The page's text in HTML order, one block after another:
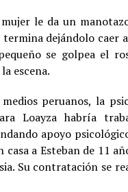
le da un
dejándolo caer
se golpea el
escena.
peruanos, la
Loayza habría
apoyo
a Esteban de 11
Su contratación se